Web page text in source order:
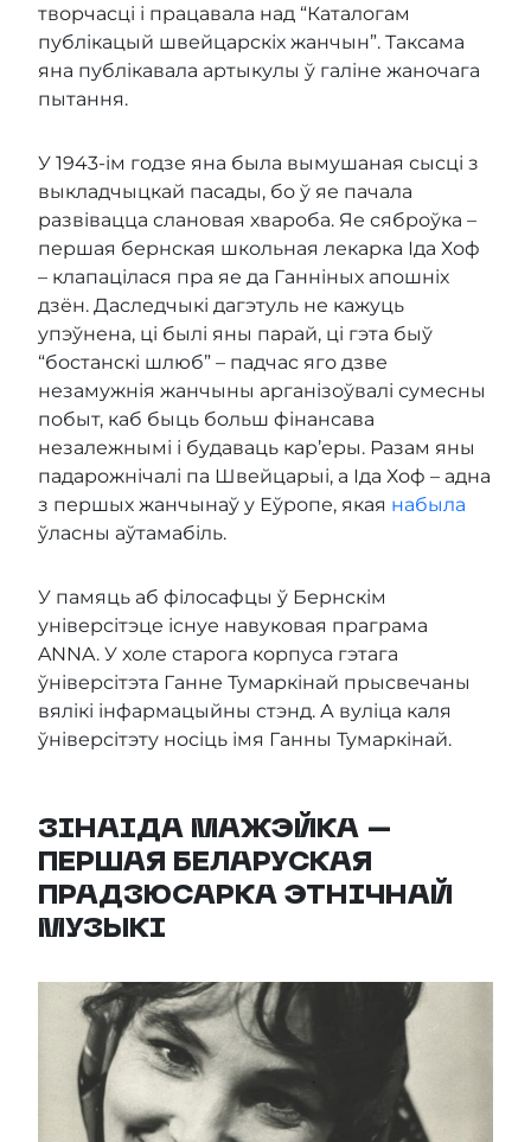
творчасці і працавала над “Каталогам
публікацый швейцарскіх жанчын”. Таксама
яна публікавала артыкулы ў галіне жаночага
пытання.
У 1943-ім годзе яна была вымушаная сысці з
выкладчыцкай пасады, бо ў яе пачала
развівацца слановая хвароба. Яе сяброўка –
першая бернская школьная лекарка Іда Хоф
– клапацілася пра яе да Ганніных апошніх
дзён. Даследчыкі дагэтуль не кажуць
упэўнена, ці былі яны парай, ці гэта быў
“бостанскі шлюб” – падчас яго дзве
незамужнія жанчыны арганізоўвалі сумесны
побыт, каб быць больш фінансава
незалежнымі і будаваць кар’еры. Разам яны
падарожнічалі па Швейцарыі, а Іда Хоф – адна
з першых жанчынаў у Еўропе, якая набыла
ўласны аўтамабіль.
У памяць аб філосафцы ў Бернскім
універсітэце існуе навуковая праграма
ANNA. У холе старога корпуса гэтага
ўніверсітэта Ганне Тумаркінай прысвечаны
вялікі інфармацыйны стэнд. А вуліца каля
ўніверсітэту носіць імя Ганны Тумаркінай.
ЗІНАІДА МАЖЭЙКА –
ПЕРШАЯ БЕЛАРУСКАЯ
ПРАДЗЮСАРКА ЭТНІЧНАЙ
МУЗЫКІ